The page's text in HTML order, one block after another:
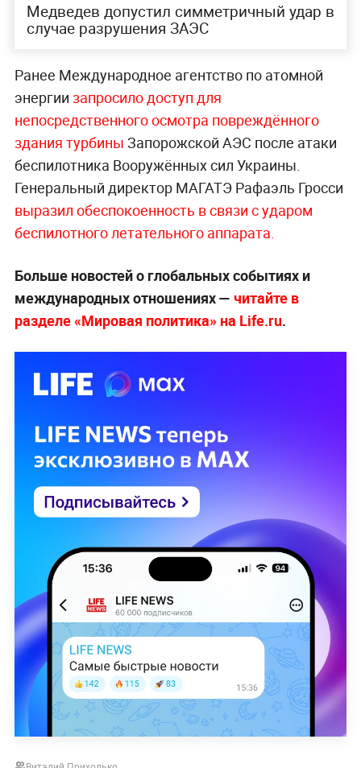
Медведев допустил симметричный удар в
случае разрушения ЗАЭС
Ранее Международное агентство по атомной
энергии запросило доступ для
непосредственного осмотра повреждённого
здания турбины Запорожской АЭС после атаки
беспилотника Вооружённых сил Украины.
Генеральный директор МАГАТЭ Рафаэль Гросси
выразил обеспокоенность в связи с ударом
беспилотного летательного аппарата.
Больше новостей о глобальных событиях и
международных отношениях — читайте в
разделе «Мировая политика» на Life.ru.